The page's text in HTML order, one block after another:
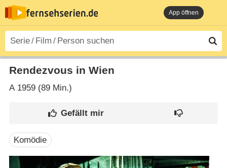
App öffnen
Rendezvous in Wien
A1959 (89 Min.)
Komödie